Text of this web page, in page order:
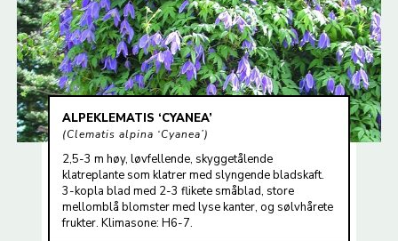
ALPEKLEMATIS ‘CYANEA’
Clematis alpina ‘Cyanea’
2,5-3 m høy, løvfellende, skyggetålende
klatreplante som klatrer med slyngende bladskaft.
3-kopla blad med 2-3 flikete småblad, store
mellomblå blomster med lyse kanter, og sølvhårete
frukter. Klimasone: H6-7.